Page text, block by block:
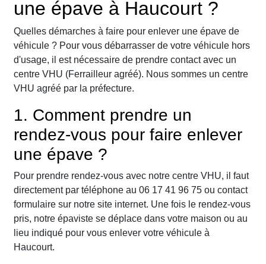
une épave à Haucourt ?
Quelles démarches à faire pour enlever une épave de
véhicule ? Pour vous débarrasser de votre véhicule hors
d'usage, il est nécessaire de prendre contact avec un
centre VHU (Ferrailleur agréé). Nous sommes un centre
VHU agréé par la préfecture.
1. Comment prendre un
rendez-vous pour faire enlever
une épave ?
Pour prendre rendez-vous avec notre centre VHU, il faut
directement par téléphone au 06 17 41 96 75 ou contact
formulaire sur notre site internet. Une fois le rendez-vous
pris, notre épaviste se déplace dans votre maison ou au
lieu indiqué pour vous enlever votre véhicule à
Haucourt.